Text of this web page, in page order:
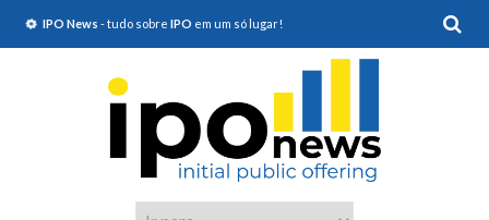
IPO News - tudo sobre IPO em um só lugar!